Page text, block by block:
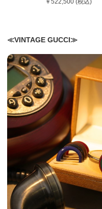
￥522,500 (税込)
≪VINTAGE GUCCI≫